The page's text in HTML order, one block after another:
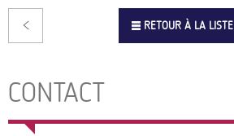
RETOUR À LA LISTE
CONTACT